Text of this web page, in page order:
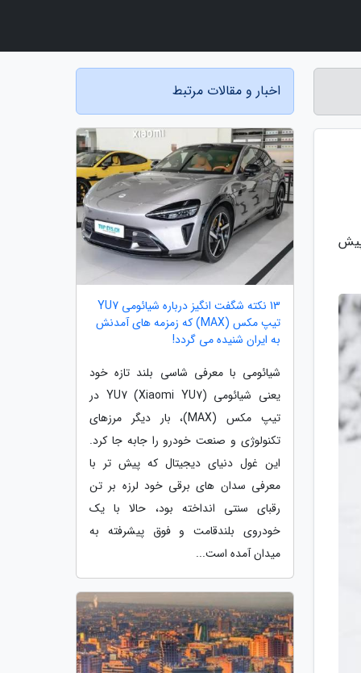
اخبار و مقالات مرتبط
13 نکته شگفت انگیز درباره شیائومی YU7
تیپ مکس (MAX) که زمزمه های آمدنش
به ایران شنیده می گردد!
شیائومی با معرفی شاسی بلند تازه خود
یعنی شیائومی YU7 (Xiaomi YU7) در
تیپ مکس (MAX)، بار دیگر مرزهای
تکنولوژی و صنعت خودرو را جابه جا کرد.
این غول دنیای دیجیتال که پیش تر با
معرفی سدان های برقی خود لرزه بر تن
رقبای سنتی انداخته بود، حالا با یک
خودروی بلندقامت و فوق پیشرفته به
میدان آمده است...